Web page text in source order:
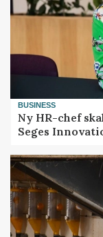
BUSINESS
Ny HR-chef
Seges